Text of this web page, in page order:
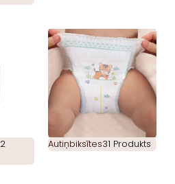
2
Autiņbiksītes31 Produkts